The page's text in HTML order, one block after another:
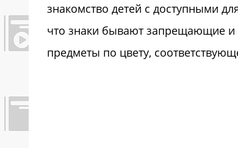
знакомство детей с доступными
что знаки бывают запрещающие
предметы по цвету,